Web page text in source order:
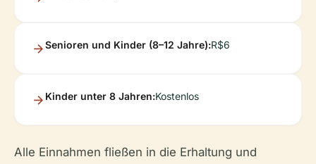
Senioren und Kinder (8–12 Jahre):R$6
Kinder unter 8 Jahren:Kostenlos
Alle Einnahmen fließen in die Erhaltung und